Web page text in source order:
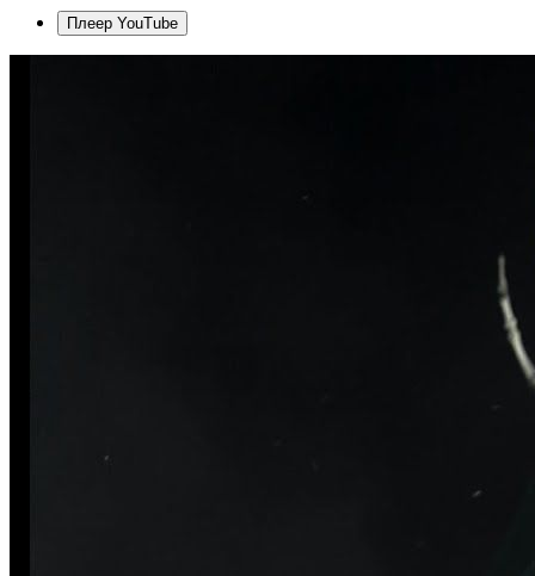
Плеер YouTube